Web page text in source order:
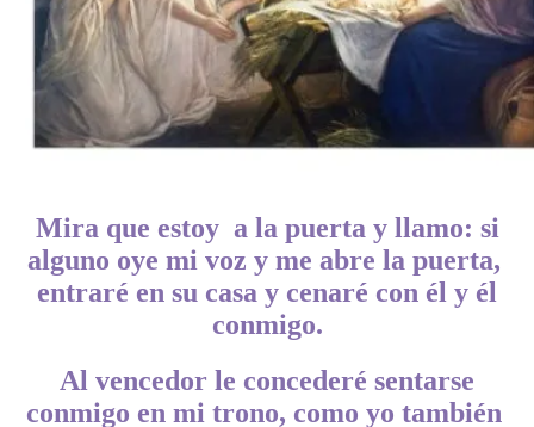
Mira que estoy a la puerta y llamo: si
alguno oye mi voz y me abre la puerta,
entraré en su casa y cenaré con él y él
conmigo.
Al vencedor le concederé sentarse
conmigo en mi trono, como yo también